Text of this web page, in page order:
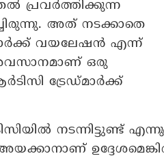
പ്രവര്‍ത്തിക്കുന്ന
അത് നടക്കാതെ
വയലേഷന്‍ എന്ന്
ഒരു
ട്രേഡ്മാര്‍ക്ക്
നടന്നിട്ടുണ്ട്